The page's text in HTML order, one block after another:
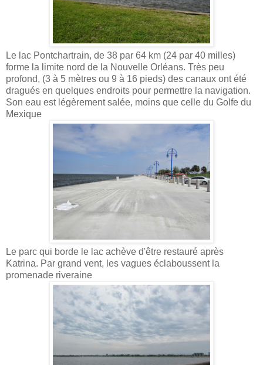
Le lac Pontchartrain, de 38 par 64 km (24 par 40 milles)
forme la limite nord de la Nouvelle Orléans. Très peu
profond, (3 à 5 mètres ou 9 à 16 pieds) des canaux ont été
dragués en quelques endroits pour permettre la navigation.
Son eau est légèrement salée, moins que celle du Golfe du
Mexique
Le parc qui borde le lac achève d'être restauré après
Katrina. Par grand vent, les vagues éclaboussent la
promenade riveraine